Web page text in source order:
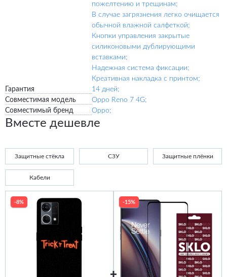
пожелтению и трещинам;
В случае загрязнения легко очищается
обычной влажной салфеткой;
Кнопки управления закрытые
силиконовыми дублирующими
вставками;
Надежная система фиксации;
Креативная накладка с принтом;
Гарантия
14 дней;
Совместимая модель
Oppo Reno 7 4G;
Совместимый бренд
Oppo;
Вместе дешевле
Защитные стёкла СЗУ Защитные плёнки
Кабели
-8% -15%